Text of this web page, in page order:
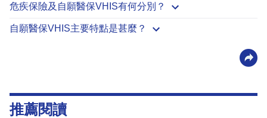
危疾保險及自願醫保VHIS有何分別？
自願醫保VHIS主要特點是甚麼？
推薦閱讀